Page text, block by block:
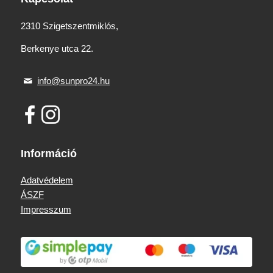
2310 Szigetszentmiklós,
Berkenye utca 22.
info@sunpro24.hu
Információ
Adatvédelem
ÁSZF
Impresszum